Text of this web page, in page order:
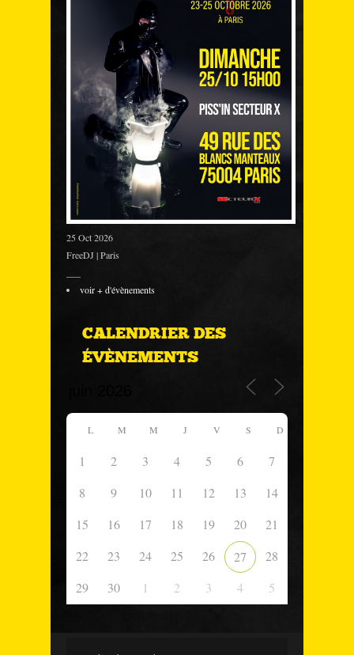
25 Oct 2026
FreeDJ | Paris
voir + d'évènements
CALENDRIER DES
ÉVÈNEMENTS
L M M J V S D
1 2 3 4 5 6
7
8
9 10 11 12 13
14
15
16 17 18 19 20
21
22
23 24 25 26 27
28
29
30 1 2 3 4 5